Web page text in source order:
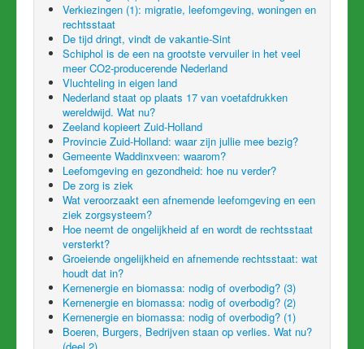
Verkiezingen (1): migratie, leefomgeving, woningen en
rechtsstaat
De tijd dringt, vindt de vakantie-Sint
Schiphol is de een na grootste vervuiler in het veel
meer CO2-producerende Nederland
Vluchteling in eigen land
Nederland staat op plaats 17 van voetafdrukken
wereldwijd. Wat nu?
Zeeland kopieert Zuid-Holland
Provincie Zuid-Holland: waar zijn jullie mee bezig?
Gemeente Waddinxveen: waarom?
Leefomgeving en gezondheid: hoe nu verder?
De zorg is ziek
Wat veroorzaakt een afnemende leefomgeving en een
ziek zorgsysteem?
Hoe neemt de ongelijkheid af en wordt de rechtsstaat
versterkt?
Groeiende ongelijkheid en afnemende rechtsstaat: wat
houdt dat in?
Kernenergie en biomassa: nodig of overbodig? (3)
Kernenergie en biomassa: nodig of overbodig? (2)
Kernenergie en biomassa: nodig of overbodig? (1)
Boeren, Burgers, Bedrijven staan op verlies. Wat nu?